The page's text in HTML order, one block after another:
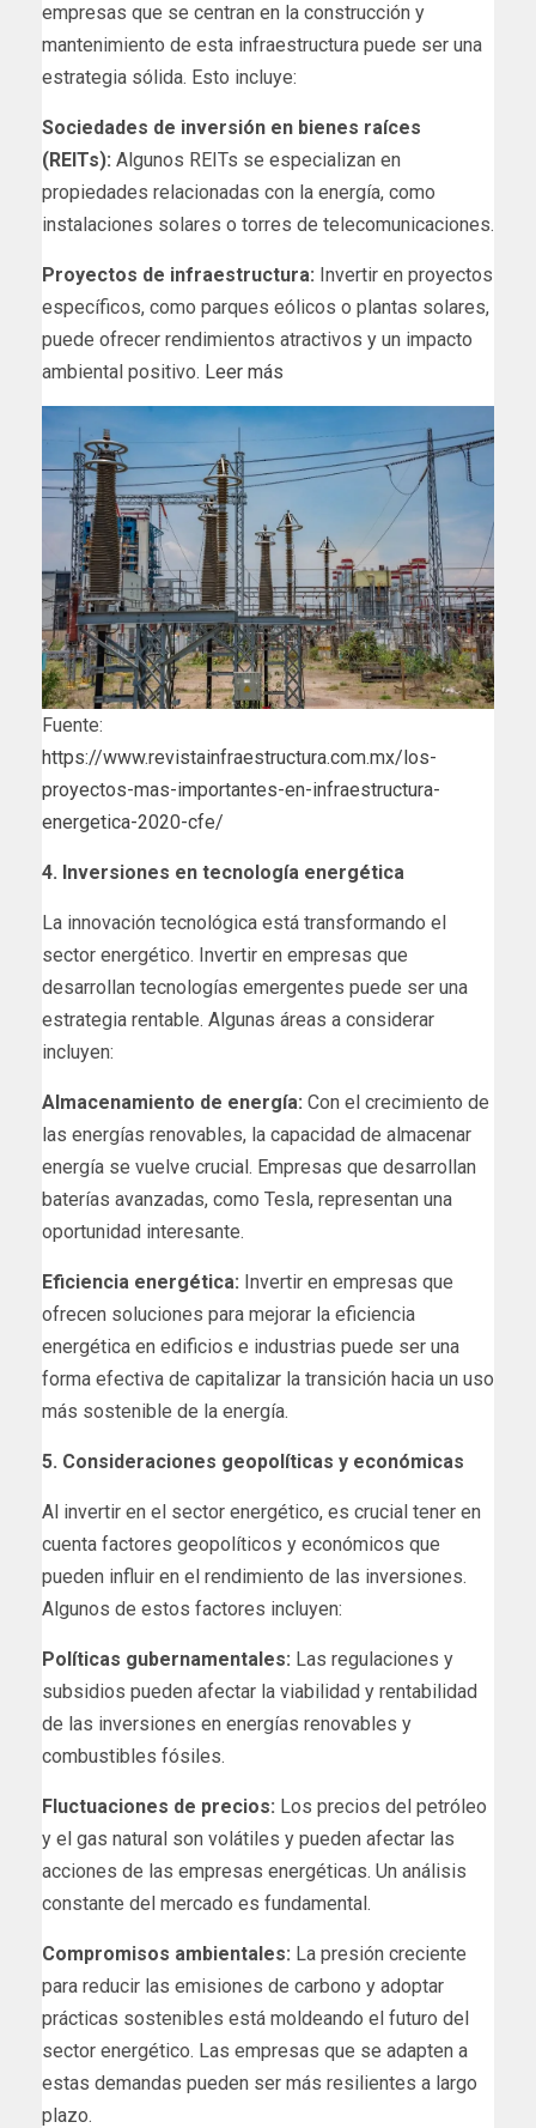
empresas que se centran en la construcción y
mantenimiento de esta infraestructura puede ser una
estrategia sólida. Esto incluye:
Sociedades de inversión en bienes raíces
(REITs): Algunos REITs se especializan en
propiedades relacionadas con la energía, como
instalaciones solares o torres de telecomunicaciones.
Proyectos de infraestructura: Invertir en proyectos
específicos, como parques eólicos o plantas solares,
puede ofrecer rendimientos atractivos y un impacto
ambiental positivo. Leer más
Fuente:
https://www.revistainfraestructura.com.mx/los-
proyectos-mas-importantes-en-infraestructura-
energetica-2020-cfe/
4. Inversiones en tecnología energética
La innovación tecnológica está transformando el
sector energético. Invertir en empresas que
desarrollan tecnologías emergentes puede ser una
estrategia rentable. Algunas áreas a considerar
incluyen:
Almacenamiento de energía: Con el crecimiento de
las energías renovables, la capacidad de almacenar
energía se vuelve crucial. Empresas que desarrollan
baterías avanzadas, como Tesla, representan una
oportunidad interesante.
Eficiencia energética: Invertir en empresas que
ofrecen soluciones para mejorar la eficiencia
energética en edificios e industrias puede ser una
forma efectiva de capitalizar la transición hacia un uso
más sostenible de la energía.
5. Consideraciones geopolíticas y económicas
Al invertir en el sector energético, es crucial tener en
cuenta factores geopolíticos y económicos que
pueden influir en el rendimiento de las inversiones.
Algunos de estos factores incluyen:
Políticas gubernamentales: Las regulaciones y
subsidios pueden afectar la viabilidad y rentabilidad
de las inversiones en energías renovables y
combustibles fósiles.
Fluctuaciones de precios: Los precios del petróleo
y el gas natural son volátiles y pueden afectar las
acciones de las empresas energéticas. Un análisis
constante del mercado es fundamental.
Compromisos ambientales: La presión creciente
para reducir las emisiones de carbono y adoptar
prácticas sostenibles está moldeando el futuro del
sector energético. Las empresas que se adapten a
estas demandas pueden ser más resilientes a largo
plazo.